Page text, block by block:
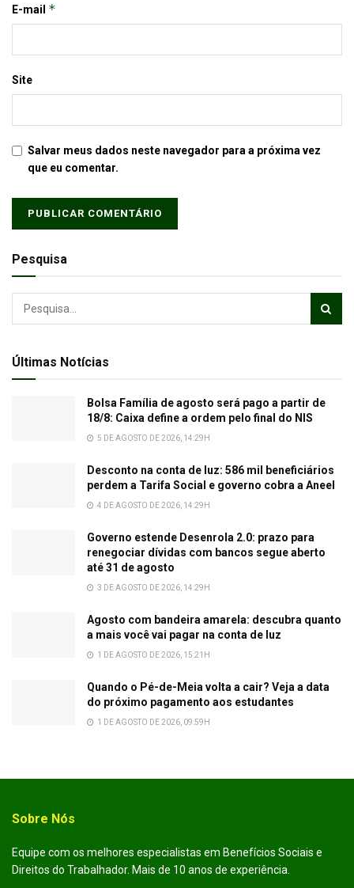
E-mail *
Site
Salvar meus dados neste navegador para a próxima vez
que eu comentar.
Pesquisa
Últimas Notícias
Bolsa Família de agosto será pago a partir de
18/8: Caixa define a ordem pelo final do NIS
5 DE AGOSTO DE 2026, 14:29H
Desconto na conta de luz: 586 mil beneficiários
perdem a Tarifa Social e governo cobra a Aneel
4 DE AGOSTO DE 2026, 14:29H
Governo estende Desenrola 2.0: prazo para
renegociar dívidas com bancos segue aberto
até 31 de agosto
3 DE AGOSTO DE 2026, 14:29H
Agosto com bandeira amarela: descubra quanto
a mais você vai pagar na conta de luz
1 DE AGOSTO DE 2026, 15:21H
Quando o Pé-de-Meia volta a cair? Veja a data
do próximo pagamento aos estudantes
1 DE AGOSTO DE 2026, 09:59H
Sobre Nós
Equipe com os melhores especialistas em Benefícios Sociais e
Direitos do Trabalhador. Mais de 10 anos de experiência.